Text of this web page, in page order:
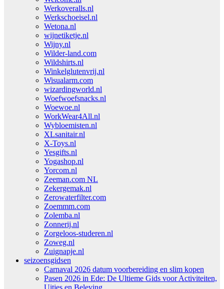
Werkoveralls.nl
Werkschoeisel.nl
Wetona.nl
wijnetiketje.nl
Wijny.nl
Wilder-land.com
Wildshirts.nl
Winkelglutenvrij.nl
Wisualarm.com
wizardingworld.nl
Woefwoefsnacks.nl
Woewoe.nl
WorkWear4All.nl
Wybloemisten.nl
XLsanitair.nl
X-Toys.nl
Yesgifts.nl
Yogashop.nl
Yorcom.nl
Zeeman.com NL
Zekergemak.nl
Zerowaterfilter.com
Zoemmm.com
Zolemba.nl
Zonnerij.nl
Zorgeloos-studeren.nl
Zoweg.nl
Zuignapje.nl
seizoensgidsen
Carnaval 2026 datum voorbereiding en slim kopen
Pasen 2026 in Ede: De Ultieme Gids voor Activiteiten,
Uitjes en Beleving